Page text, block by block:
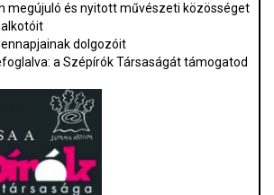
megújuló és nyitott művészeti közösséget
alkotóit
dolgozóit
a Szépírók Társaságát támogatod